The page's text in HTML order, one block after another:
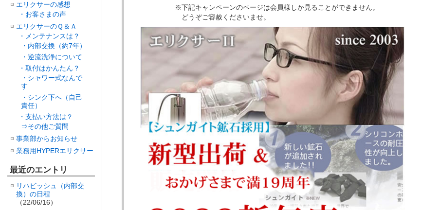
※下記キャンペーンのページは会員様しか見ることができません。
どうぞご容赦くださいませ。
エリクサーの感想
・お客さまの声
エリクサーのＱ＆Ａ
・メンテナンスは？
・内部交換（約7年）
・逆流洗浄について
・取付はかんたん？
・シャワー式なんで
す
・シンク下へ（自己
責任）
・支払い方法は？
⇒その他ご質問
事業部からお知らせ
業務用HYPERエリクサー
最近のエントリ
リハビッシュ（内部交
換）の日程
（22/06/16）